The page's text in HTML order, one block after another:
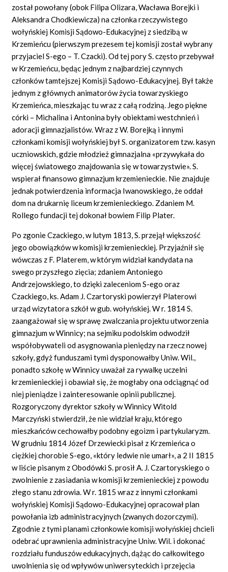
został powołany (obok Filipa Olizara, Wacława Borejki i
Aleksandra Chodkiewicza) na członka rzeczywistego
wołyńskiej Komisji Sądowo-Edukacyjnej z siedzibą w
Krzemieńcu (pierwszym prezesem tej komisji został wybrany
przyjaciel S-ego – T. Czacki). Od tej pory S. często przebywał
w Krzemieńcu, będąc jednym z najbardziej czynnych
członków tamtejszej Komisji Sądowo-Edukacyjnej. Był także
jednym z głównych animatorów życia towarzyskiego
Krzemieńca, mieszkając tu wraz z całą rodziną. Jego piękne
córki – Michalina i Antonina były obiektami westchnień i
adoracji gimnazjalistów. Wraz z W. Borejką i innymi
członkami komisji wołyńskiej był S. organizatorem tzw. kasyn
uczniowskich, gdzie młodzież gimnazjalna «przywykała do
więcej światowego znajdowania się w towarzystwie». S.
wspierał finansowo gimnazjum krzemienieckie. Nie znajduje
jednak potwierdzenia informacja Iwanowskiego, że oddał
dom na drukarnię liceum krzemienieckiego. Zdaniem M.
Rollego fundacji tej dokonał bowiem Filip Plater.
Po zgonie Czackiego, w lutym 1813, S. przejął większość
jego obowiązków w komisji krzemienieckiej. Przyjaźnił się
wówczas z F. Platerem, w którym widział kandydata na
swego przyszłego zięcia; zdaniem Antoniego
Andrzejowskiego, to dzięki zaleceniom S-ego oraz
Czackiego, ks. Adam J. Czartoryski powierzył Platerowi
urząd wizytatora szkół w gub. wołyńskiej. W r. 1814 S.
zaangażował się w sprawę zwalczania projektu utworzenia
gimnazjum w Winnicy; na sejmiku podolskim odwodził
współobywateli od asygnowania pieniędzy na rzecz nowej
szkoły, gdyż funduszami tymi dysponowałby Uniw. Wil.,
ponadto szkołę w Winnicy uważał za rywalkę uczelni
krzemienieckiej i obawiał się, że mogłaby ona odciągnąć od
niej pieniądze i zainteresowanie opinii publicznej.
Rozgoryczony dyrektor szkoły w Winnicy Witold
Marczyński stwierdził, że nie widział kraju, którego
mieszkańców cechowałby podobny egoizm i partykularyzm.
W grudniu 1814 Józef Drzewiecki pisał z Krzemieńca o
ciężkiej chorobie S-ego, «który ledwie nie umarł», a 2 II 1815
w liście pisanym z Obodówki S. prosił A. J. Czartoryskiego o
zwolnienie z zasiadania w komisji krzemienieckiej z powodu
złego stanu zdrowia. W r. 1815 wraz z innymi członkami
wołyńskiej Komisji Sądowo-Edukacyjnej opracował plan
powołania izb administracyjnych (zwanych dozorczymi).
Zgodnie z tymi planami członkowie komisji wołyńskiej chcieli
odebrać uprawnienia administracyjne Uniw. Wil. i dokonać
rozdziału funduszów edukacyjnych, dążąc do całkowitego
uwolnienia się od wpływów uniwersyteckich i przejęcia